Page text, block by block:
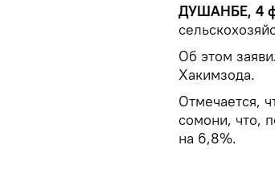
ДУШАНБЕ, 4
Об этом
Хакимзода.
Отмечается,
сомони, что,
на 6,8%.